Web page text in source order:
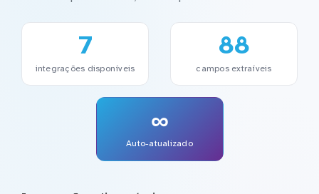
7
integrações disponíveis
88
campos extraíveis
∞
Auto-atualizado